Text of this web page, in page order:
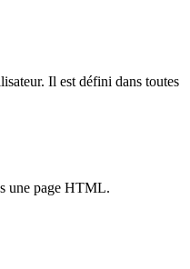
Il est défini dans toutes
une page HTML.